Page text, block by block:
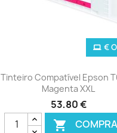
Ver+
Tinteiro Compatível Epson
Magenta XXL
53,80 €

€